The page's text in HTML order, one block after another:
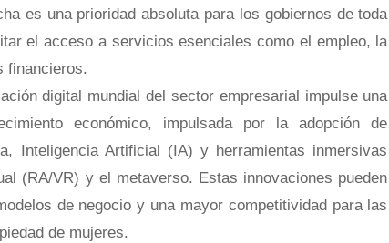
es una prioridad absoluta para los gobiernos de toda
el acceso a servicios esenciales como el empleo, la
financieros.
digital mundial del sector empresarial impulse una
económico, impulsada por la adopción de
Inteligencia Artificial (IA) y herramientas inmersivas
(RA/VR) y el metaverso. Estas innovaciones pueden
de negocio y una mayor competitividad para las
de mujeres.